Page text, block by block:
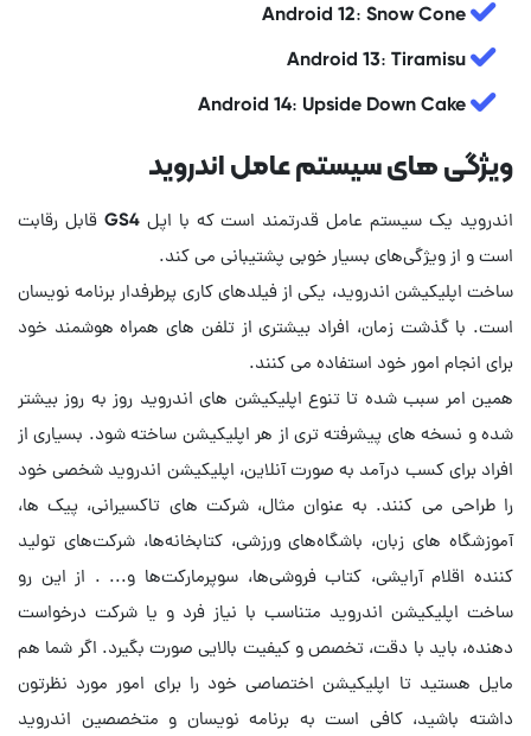
Android 12: Snow Cone
Android 13: Tiramisu
Android 14: Upside Down Cake
ویژگی های سیستم عامل اندروید
اندروید یک سیستم عامل قدرتمند است که با اپل GS4 قابل رقابت
است و از ویژگی‌های بسیار خوبی پشتیبانی می کند.
ساخت اپلیکیشن اندروید، یکی از فیلدهای کاری پرطرفدار برنامه نویسان
است. با گذشت زمان، افراد بیشتری از تلفن های همراه هوشمند خود
برای انجام امور خود استفاده می کنند.
همین امر سبب شده تا تنوع اپلیکیشن های اندروید روز به روز بیشتر
شده و نسخه های پیشرفته تری از هر اپلیکیشن ساخته شود. بسیاری از
افراد برای کسب درآمد به صورت آنلاین، اپلیکیشن اندروید شخصی خود
را طراحی می کنند. به عنوان مثال، شرکت های تاکسیرانی، پیک ها،
آموزشگاه های زبان، باشگاه‌های ورزشی، کتابخانه‌ها، شرکت‌های تولید
کننده اقلام آرایشی، کتاب فروشی‌ها، سوپرمارکت‌ها و... . از این رو
ساخت اپلیکیشن اندروید متناسب با نیاز فرد و یا شرکت درخواست
دهنده، باید با دقت، تخصص و کیفیت بالایی صورت بگیرد. اگر شما هم
مایل هستید تا اپلیکیشن اختصاصی خود را برای امور مورد نظرتون
داشته باشید، کافی است به برنامه نویسان و متخصصین اندروید